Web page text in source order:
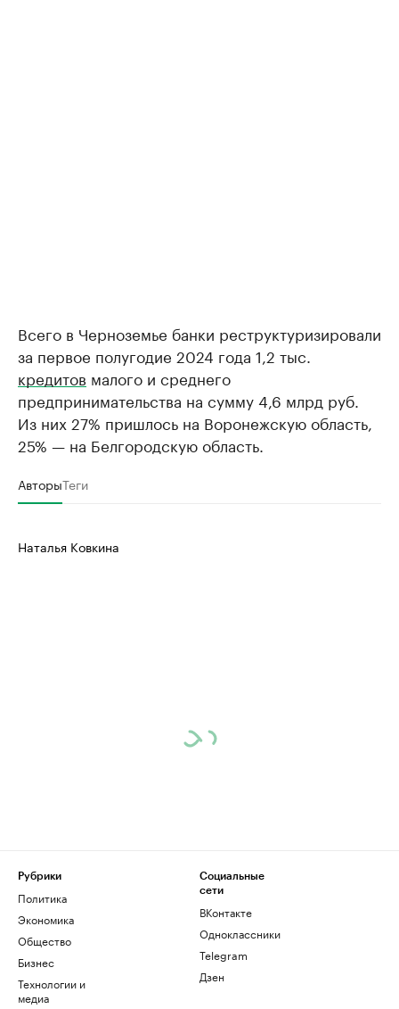
Всего в Черноземье банки реструктуризировали
за первое полугодие 2024 года 1,2 тыс.
кредитов малого и среднего
предпринимательства на сумму 4,6 млрд руб.
Из них 27% пришлось на Воронежскую область,
25% — на Белгородскую область.
АвторыТеги
Наталья Ковкина
Рубрики
Политика
Экономика
Общество
Бизнес
Технологии и
медиа
Социальные
сети
ВКонтакте
Одноклассники
Telegram
Дзен